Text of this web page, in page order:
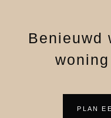
Benieuwd
PLAN